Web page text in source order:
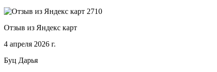
Отзыв из Яндекс карт
4 апреля 2026 г.
Буц Дарья